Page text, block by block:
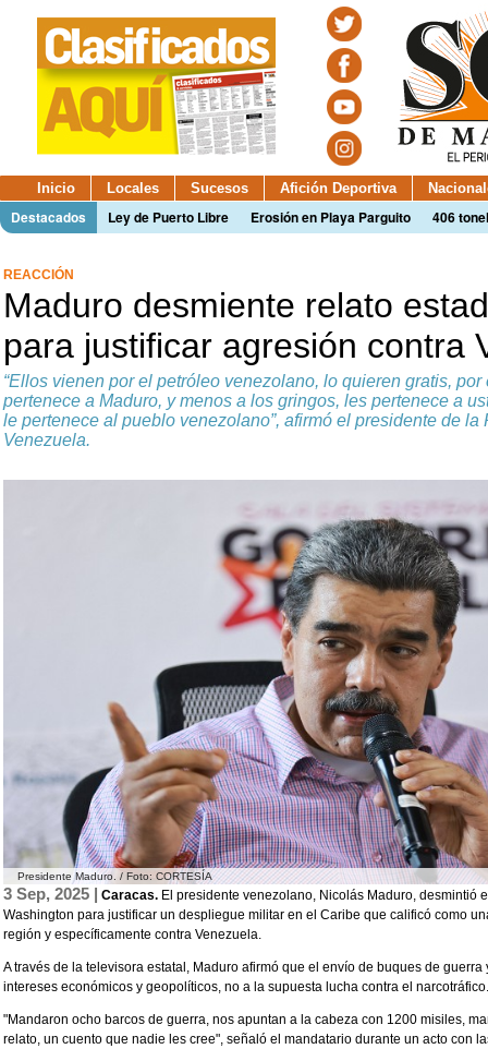
Inicio Locales Sucesos Afición Deportiva
Destacados Ley de Puerto Libre Erosión en Playa Parguito 406
REACCIÓN
Maduro desmiente relato
para justificar agresión contra
“Ellos vienen por el petróleo venezolano, lo quieren gratis,
pertenece a Maduro, y menos a los gringos, les pertenece a
le pertenece al pueblo venezolano”, afirmó el presidente de
Venezuela.
Presidente Maduro. / Foto: CORTESÍA
3 Sep, 2025 | Caracas. El presidente venezolano, Nicolás Maduro, desmintió
Washington para justificar un despliegue militar en el Caribe que calificó como
región y específicamente contra Venezuela.
A través de la televisora estatal, Maduro afirmó que el envío de buques de
intereses económicos y geopolíticos, no a la supuesta lucha contra el narcotráfico.
"Mandaron ocho barcos de guerra, nos apuntan a la cabeza con 1200 misiles,
relato, un cuento que nadie les cree", señaló el mandatario durante un acto con